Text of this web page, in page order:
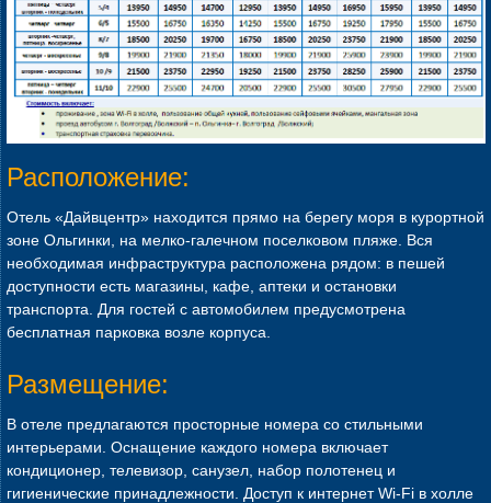
Расположение:
Отель «Дайвцентр» находится прямо на берегу моря в курортной
зоне Ольгинки, на мелко-галечном поселковом пляже. Вся
необходимая инфраструктура расположена рядом: в пешей
доступности есть магазины, кафе, аптеки и остановки
транспорта. Для гостей с автомобилем предусмотрена
бесплатная парковка возле корпуса.
Размещение:
В отеле предлагаются просторные номера со стильными
интерьерами. Оснащение каждого номера включает
кондиционер, телевизор, санузел, набор полотенец и
гигиенические принадлежности. Доступ к интернет Wi-Fi в холле